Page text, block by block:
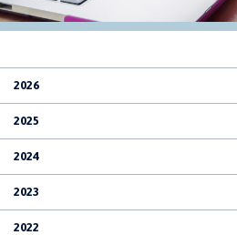
2026
2025
2024
2023
2022